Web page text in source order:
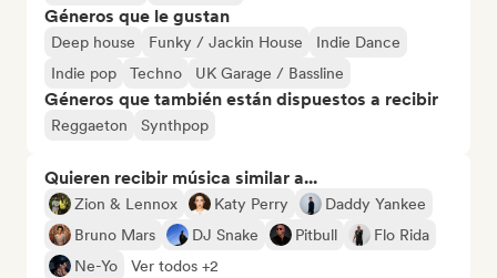
Géneros que le gustan
Deep house Funky / Jackin House
Indie Dance
Indie pop
Techno UK Garage / Bassline
Géneros que también están dispuestos a recibir
Reggaeton Synthpop
Quieren recibir música similar a...
Zion & Lennox Katy Perry
Daddy Yankee
Bruno Mars
DJ Snake Pitbull
Flo Rida
Ne-Yo
Ver todos +2